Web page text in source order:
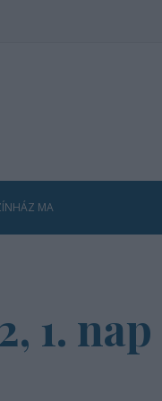
MA
1. nap